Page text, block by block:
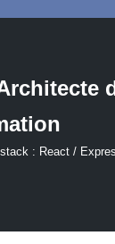
: React /